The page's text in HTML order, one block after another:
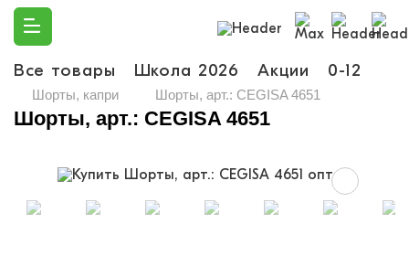
Все товары Школа 2026 Акции 0-12
Шорты, капри Шорты, арт.: CEGISA 4651
Шорты, арт.: CEGISA 4651